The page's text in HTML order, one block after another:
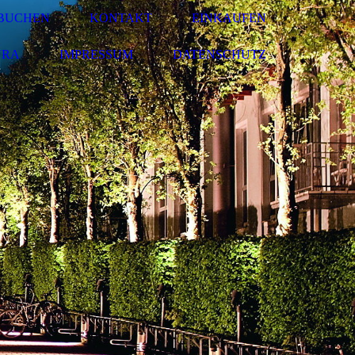
KONTAKT EINKAUFEN
IMPRESSUM DATENSCHUTZ